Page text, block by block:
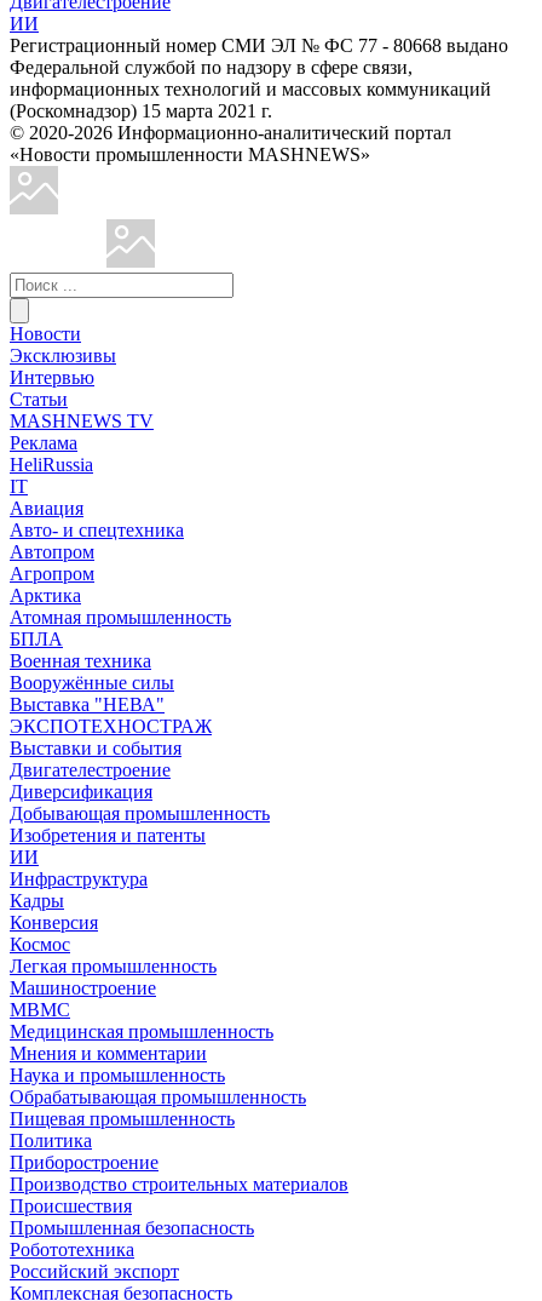
ИИ
Регистрационный номер СМИ ЭЛ № ФС 77 - 80668 выдано
Федеральной службой по надзору в сфере связи,
информационных технологий и массовых коммуникаций
(Роскомнадзор) 15 марта 2021 г.
© 2020-2026 Информационно-аналитический портал
«Новости промышленности MASHNEWS»
Новости
Эксклюзивы
Интервью
Статьи
MASHNEWS TV
Реклама
HeliRussia
IT
Авиация
Авто- и спецтехника
Автопром
Агропром
Арктика
Атомная промышленность
БПЛА
Военная техника
Вооружённые силы
Выставка "НЕВА"
ЭКСПОТЕХНОСТРАЖ
Выставки и события
Двигателестроение
Диверсификация
Добывающая промышленность
Изобретения и патенты
ИИ
Инфраструктура
Кадры
Конверсия
Космос
Легкая промышленность
Машиностроение
МВМС
Медицинская промышленность
Мнения и комментарии
Наука и промышленность
Обрабатывающая промышленность
Пищевая промышленность
Политика
Приборостроение
Производство строительных материалов
Происшествия
Промышленная безопасность
Робототехника
Российский экспорт
Комплексная безопасность